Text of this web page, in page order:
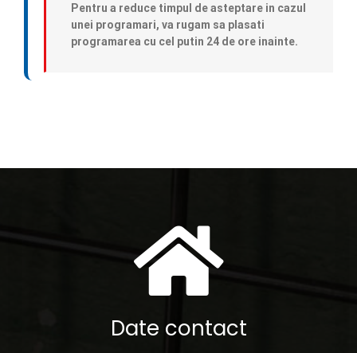
Pentru a reduce timpul de asteptare in cazul
unei programari, va rugam sa plasati
programarea cu cel putin 24 de ore inainte.
Date contact